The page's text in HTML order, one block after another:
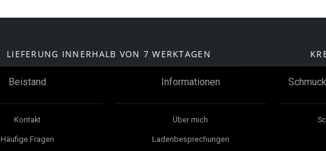
LIEFERUNG INNERHALB VON 7 WERKTAGEN
Beistand
Kontakt
Häufige Fragen
Informationen
Über mich
Ladenbesprechungen